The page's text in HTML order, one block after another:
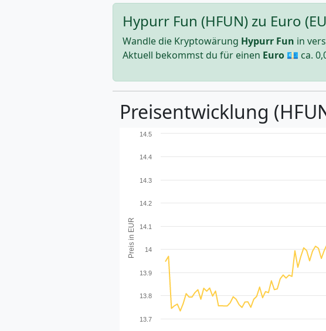
Hypurr Fun (HFUN) zu Euro
Wandle die Kryptowärung Hypurr Fun in
Aktuell bekommst du für einen Euro 💶 ca.
Preisentwicklung
Preis in EUR
13.7
13.8
13.9
14
14.1
14.2
14.3
14.4
14.5